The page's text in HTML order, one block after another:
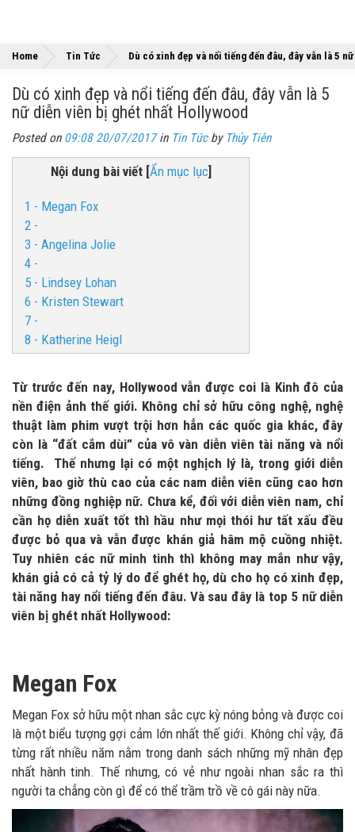
Home Tin Tức Dù có xinh đẹp và nổi tiếng đến đâu, đây vẫn là 5
Dù có xinh đẹp và nổi tiếng đến đâu, đây vẫn là 5
nữ diễn viên bị ghét nhất Hollywood
Posted on 09:08 20/07/2017in Tin Tứcby Thủy Tiên
Nội dung bài viết[Ẩn mục lục]
1 - Megan Fox
2 -
3 - Angelina Jolie
4 -
5 - Lindsey Lohan
6 - Kristen Stewart
7 -
8 - Katherine Heigl
Từ trước đến nay, Hollywood vẫn được coi là Kinh đô của
nền điện ảnh thế giới. Không chỉ sở hữu công nghệ, nghệ
thuật làm phim vượt trội hơn hẳn các quốc gia khác, đây
còn là “đất cắm dùi” của vô vàn diễn viên tài năng và nổi
tiếng. Thế nhưng lại có một nghịch lý là, trong giới diễn
viên, bao giờ thù cao của các nam diễn viên cũng cao hơn
những đồng nghiệp nữ. Chưa kể, đối với diễn viên nam, chỉ
cần họ diễn xuất tốt thì hầu như mọi thói hư tất xấu đều
được bỏ qua và vẫn được khán giả hâm mộ cuồng nhiệt.
Tuy nhiên các nữ minh tinh thì không may mắn như vậy,
khán giả có cả tỷ lý do để ghét họ, dù cho họ có xinh đẹp,
tài năng hay nổi tiếng đến đâu. Và sau đây là top 5 nữ diễn
viên bị ghét nhất Hollywood:
Megan Fox
Megan Fox sở hữu một nhan sắc cực kỳ nóng bỏng và được coi
là một biểu tượng gợi cảm lớn nhất thế giới. Không chỉ vậy, đã
từng rất nhiều năm nằm trong danh sách những mỹ nhân đẹp
nhất hành tinh. Thế nhưng, có vẻ như ngoài nhan sắc ra thì
người ta chẳng còn gì để có thể trầm trồ về cô gái này nữa.